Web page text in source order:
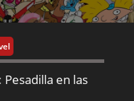
Pesadilla en las